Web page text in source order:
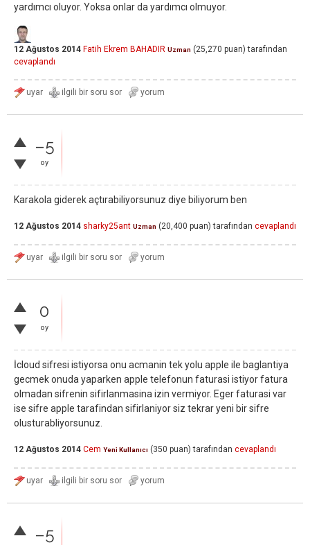
yardımcı oluyor. Yoksa onlar da yardımcı olmuyor.
12 Ağustos 2014 Fatih Ekrem BAHADIR Uzman (25,270 puan) tarafından
cevaplandı
–5
oy
Karakola giderek açtırabiliyorsunuz diye biliyorum ben
12 Ağustos 2014 sharky25ant Uzman (20,400 puan) tarafından cevaplandı
0
oy
İcloud sifresi istiyorsa onu acmanin tek yolu apple ile baglantiya
gecmek onuda yaparken apple telefonun faturasi istiyor fatura
olmadan sifrenin sifirlanmasina izin vermiyor. Eger faturasi var
ise sifre apple tarafindan sifirlaniyor siz tekrar yeni bir sifre
olusturabliyorsunuz.
12 Ağustos 2014 Cem Yeni Kullanıcı (350 puan) tarafından cevaplandı
–5